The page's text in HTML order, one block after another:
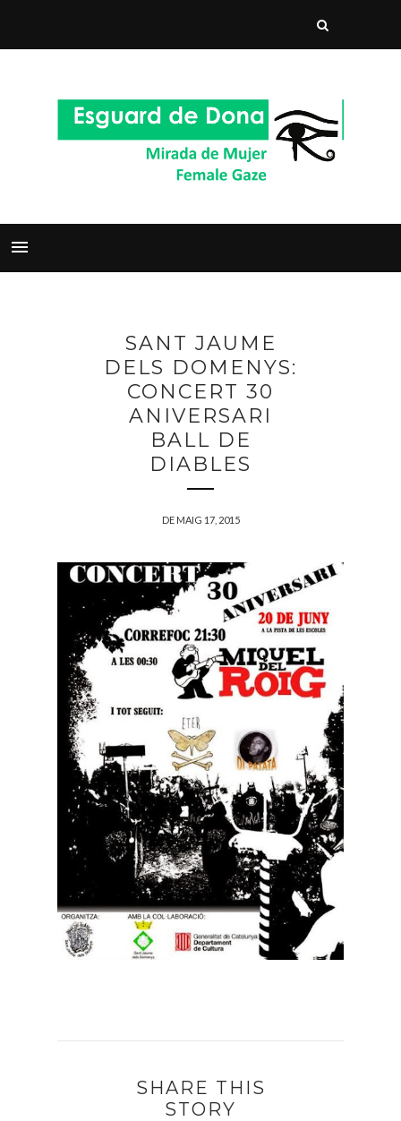
SANT JAUME
DELS DOMENYS:
CONCERT 30
ANIVERSARI
BALL DE
DIABLES
DE MAIG 17, 2015
SHARE THIS
STORY